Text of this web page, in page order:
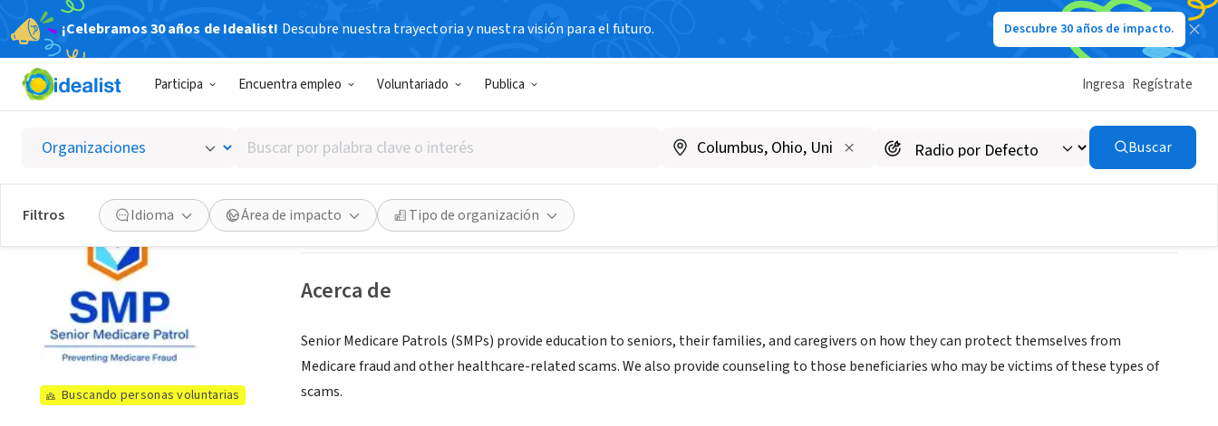
¡Celebramos 30 años de Idealist! Descubre nuestra trayectoria y nuestra visión para el futuro. Descubre 30 años de impacto.
Participa Encuentra empleo Voluntariado Publica Ingresa Regístrate
Buscar
por
palabra
clave
o
interés
Buscar
Filtros Idioma Área de impacto Tipo de organización
AdviseWell, Inc. - Senior Medicare Patrol
New Orleans, LA|advisewell.org/
Ver oportunidades Guardar
Acerca de
Senior Medicare Patrols (SMPs) provide education to seniors, their families, and caregivers on how they can protect themselves from
Medicare fraud and other healthcare-related scams. We also provide counseling to those beneficiaries who may be victims of these types of
scams.
Buscando personas voluntarias